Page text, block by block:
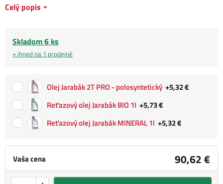
Vaša cena 90,62 €
Celý popis
Skladom 6 ks
+ ihned na 1 prodejně
Olej Jarabák 2T PRO - polosyntetický +5,32 €
Reťazový olej Jarabák BIO 1l +5,73 €
Reťazový olej Jarabák MINERAL 1l +5,32 €